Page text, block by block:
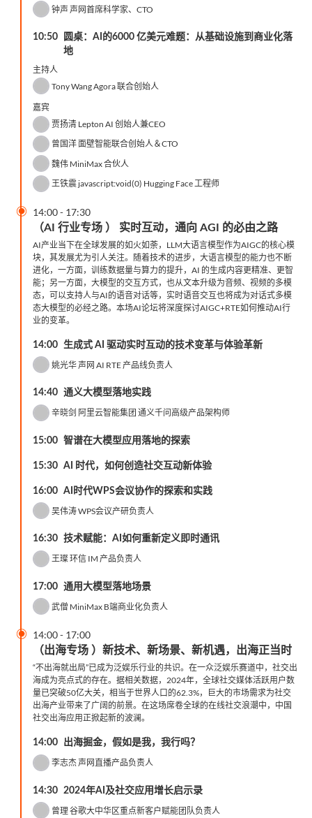
钟声 声网首席科学家、CTO
10:50
圆桌：AI的6000 亿美元难题：从基础设施到商业化落
地
主持人
Tony WangAgora 联合创始人
嘉宾
贾扬清 Lepton AI 创始人兼CEO
曾国洋面壁智能联合创始人＆CTO
魏伟 MiniMax 合伙人
王铁震 javascript:void(0) Hugging Face 工程师
14:00- 17:30

（AI 行业专场 ） 实时互动，通向 AGI 的必由之路
AI产业当下在全球发展的如火如荼，LLM大语言模型作为AIGC的核心模
块，其发展尤为引人关注。随着技术的进步，大语言模型的能力也不断
进化，一方面，训练数据量与算力的提升，AI 的生成内容更精准、更智
能；另一方面，大模型的交互方式，也从文本升级为音频、视频的多模
态，可以支持人与AI的语音对话等，实时语音交互也将成为对话式多模
态大模型的必经之路。本场AI论坛将深度探讨AIGC+RTE如何推动AI行
业的变革。
14:00 生成式 AI 驱动实时互动的技术变革与体验革新
姚光华声网 AI RTE 产品线负责人
14:40 通义大模型落地实践
辛晓剑 阿里云智能集团 通义千问高级产品架构师
15:00 智谱在大模型应用落地的探索
15:30 AI 时代，如何创造社交互动新体验
16:00 AI时代WPS会议协作的探索和实践
吴伟涛WPS会议产研负责人
16:30 技术赋能：AI如何重新定义即时通讯
王璨环信 IM 产品负责人
17:00 通用大模型落地场景
武僧 MiniMax B端商业化负责人
14:00- 17:00

（出海专场 ）新技术、新场景、新机遇，出海正当时
“不出海就出局”已成为泛娱乐行业的共识。在一众泛娱乐赛道中，社交出
海成为亮点式的存在。据相关数据，2024年，全球社交媒体活跃用户数
量已突破50亿大关，相当于世界人口的62.3%，巨大的市场需求为社交
出海产业带来了广阔的前景。在这场席卷全球的在线社交浪潮中，中国
社交出海应用正掀起新的波澜。
14:00 出海掘金，假如是我，我行吗？
李志杰声网直播产品负责人
14:30 2024年AI及社交应用增长启示录
曾理谷歌大中华区重点新客户赋能团队负责人